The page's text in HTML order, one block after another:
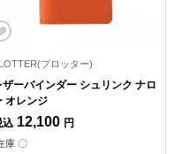
プロッター)
ザーバインダー シュリンク ナロ
オレンジ
込 12,100 円
庫 〇